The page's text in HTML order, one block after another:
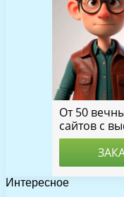
Интересное